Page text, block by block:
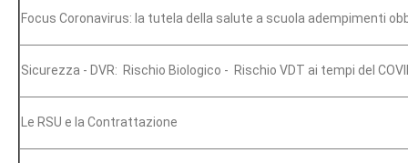
Focus Coronavirus: la tutela della salute a scuola adempimenti
Sicurezza - DVR: Rischio Biologico - Rischio VDT ai tempi del
Le RSU e la Contrattazione